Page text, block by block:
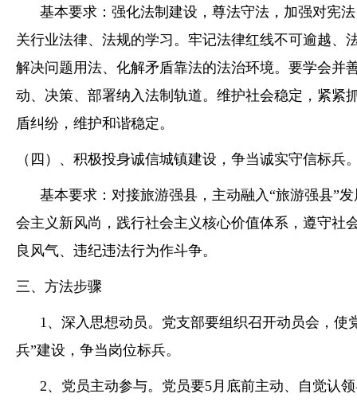
基本要求：强化法制建设，尊法守法，加强对宪法
关行业法律、法规的学习。牢记法律红线不可逾越、
解决问题用法、化解矛盾靠法的法治环境。要学会并
动、决策、部署纳入法制轨道。维护社会稳定，紧紧
盾纠纷，维护和谐稳定。
（四）、积极投身诚信城镇建设，争当诚实守信标兵
基本要求：对接旅游强县，主动融入“旅游强县”
会主义新风尚，践行社会主义核心价值体系，遵守社
良风气、违纪违法行为作斗争。
三、方法步骤
1、深入思想动员。党支部要组织召开动员会，使
兵”建设，争当岗位标兵。
2、党员主动参与。党员要5月底前主动、自觉认领